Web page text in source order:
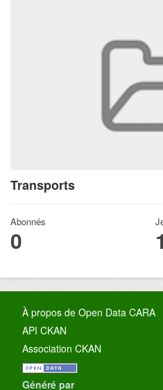
Transports
Abonnés
0 1
À propos de Open Data CARA
API CKAN
Association CKAN
Généré par